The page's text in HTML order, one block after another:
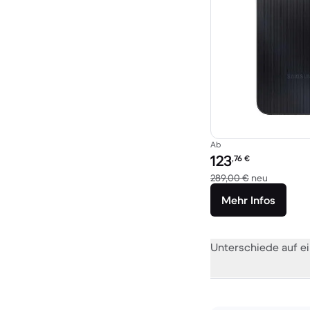
Ab
Preis des erneuerten
123,76 €
289,00 € neu
Mehr Infos
Unterschiede auf